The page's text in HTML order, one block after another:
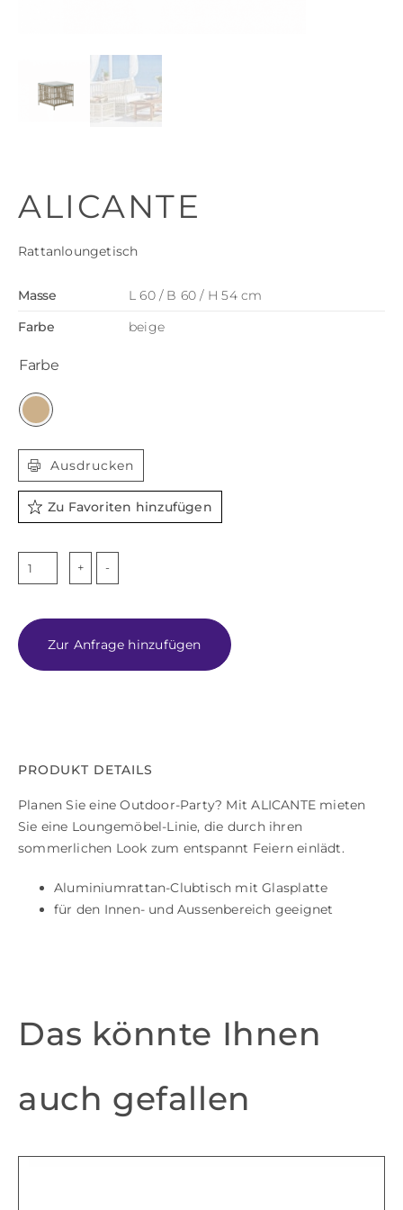
ALICANTE
Rattanloungetisch
Masse
L 60 / B 60 / H 54 cm
Farbe
beige
Farbe
Ausdrucken
Zu Favoriten hinzufügen
ALICANTE
Zur Anfrage hinzufügen
PRODUKT DETAILS
Planen Sie eine Outdoor-Party? Mit ALICANTE mieten
Sie eine Loungemöbel-Linie, die durch ihren
sommerlichen Look zum entspannt Feiern einlädt.
Aluminiumrattan-Clubtisch mit Glasplatte
für den Innen- und Aussenbereich geeignet
Das könnte Ihnen
auch gefallen